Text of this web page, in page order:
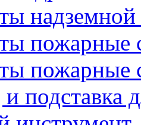
пожарные
пожарные
подставка